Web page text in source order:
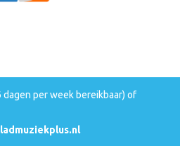
dagen per week bereikbaar) of